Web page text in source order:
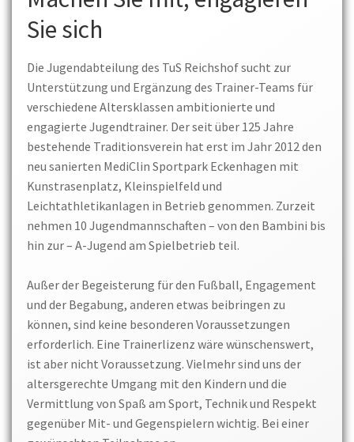
Sie sich
Die Jugendabteilung des TuS Reichshof sucht zur
Unterstützung und Ergänzung des Trainer-Teams für
verschiedene Altersklassen ambitionierte und
engagierte Jugendtrainer. Der seit über 125 Jahre
bestehende Traditionsverein hat erst im Jahr 2012 den
neu sanierten MediClin Sportpark Eckenhagen mit
Kunstrasenplatz, Kleinspielfeld und
Leichtathletikanlagen in Betrieb genommen. Zurzeit
nehmen 10 Jugendmannschaften – von den Bambini bis
hin zur – A-Jugend am Spielbetrieb teil.
Außer der Begeisterung für den Fußball, Engagement
und der Begabung, anderen etwas beibringen zu
können, sind keine besonderen Voraussetzungen
erforderlich. Eine Trainerlizenz wäre wünschenswert,
ist aber nicht Voraussetzung. Vielmehr sind uns der
altersgerechte Umgang mit den Kindern und die
Vermittlung von Spaß am Sport, Technik und Respekt
gegenüber Mit- und Gegenspielern wichtig. Bei einer